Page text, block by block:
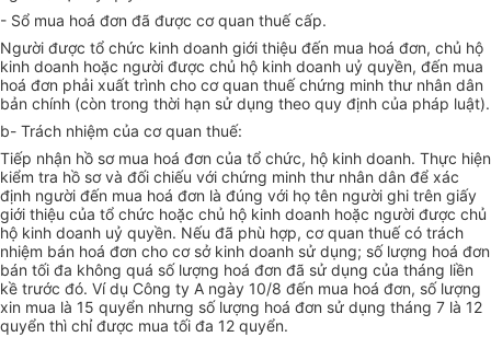
- Sổ mua hoá đơn đã được cơ quan thuế cấp.
Người được tổ chức kinh doanh giới thiệu đến mua hoá đơn, chủ hộ
kinh doanh hoặc người được chủ hộ kinh doanh uỷ quyền, đến mua
hoá đơn phải xuất trình cho cơ quan thuế chứng minh thư nhân dân
bản chính (còn trong thời hạn sử dụng theo quy định của pháp luật).
b- Trách nhiệm của cơ quan thuế:
Tiếp nhận hồ sơ mua hoá đơn của tổ chức, hộ kinh doanh. Thực hiện
kiểm tra hồ sơ và đối chiếu với chứng minh thư nhân dân để xác
định người đến mua hoá đơn là đúng với họ tên người ghi trên giấy
giới thiệu của tổ chức hoặc chủ hộ kinh doanh hoặc người được chủ
hộ kinh doanh uỷ quyền. Nếu đã phù hợp, cơ quan thuế có trách
nhiệm bán hoá đơn cho cơ sở kinh doanh sử dụng; số lượng hoá đơn
bán tối đa không quá số lượng hoá đơn đã sử dụng của tháng liền
kề trước đó. Ví dụ Công ty A ngày 10/8 đến mua hoá đơn, số lượng
xin mua là 15 quyển nhưng số lượng hoá đơn sử dụng tháng 7 là 12
quyển thì chỉ được mua tối đa 12 quyển.